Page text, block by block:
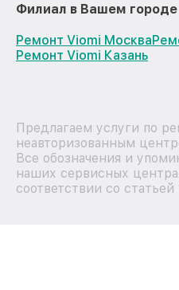
Филиал в Вашем городе
Ремонт Viomi Москва
Ремонт Viomi Казань
Предлагаем услуги по
неавторизованным
Все обозначения и
наших сервисных
соответствии со